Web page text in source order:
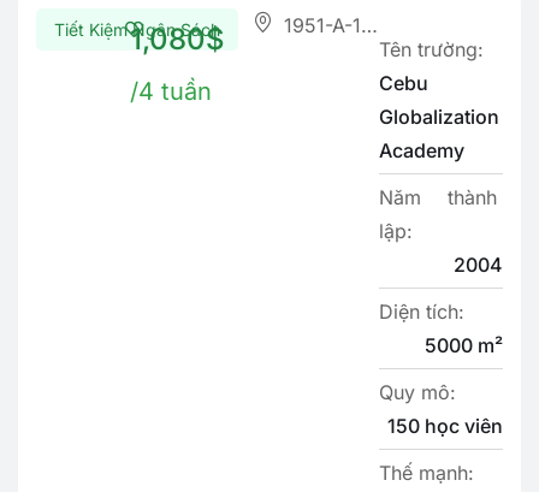
Tiết Kiệm Ngân Sách
1,080$
/4 tuần
1951-A-1, Uldog, Cansojong, Talisay City, Cebu
Tên trường:
Cebu
Globalization
Academy
Năm thành
lập:
2004
Diện tích:
5000 m²
Quy mô:
150 học viên
Thế mạnh: